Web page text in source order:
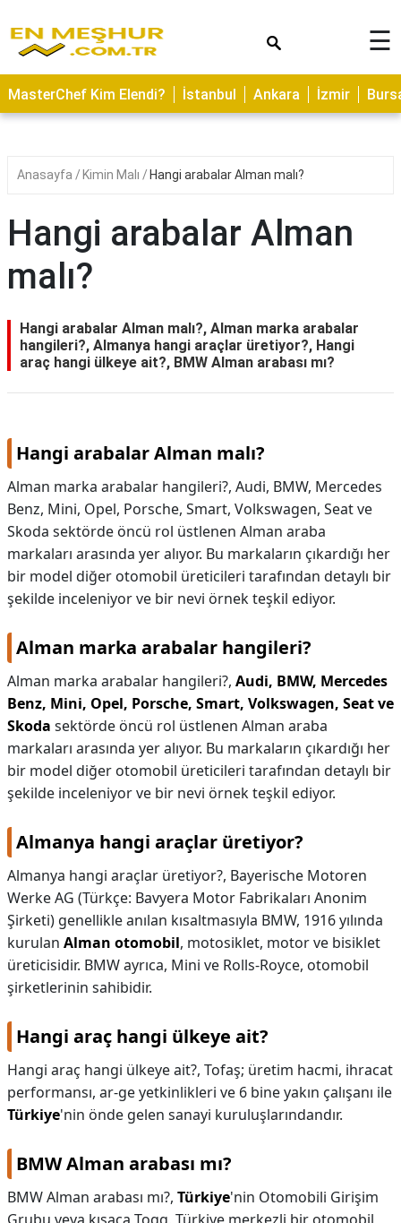
ASTROLOJİ
SAĞLIK
YERLER
BAKIMI
KAMP
ALANLARI
HAMİLELİK
İLETİŞİM
☰
MasterChef Kim Elendi? İstanbul Ankara İzmir
Anasayfa Kimin Malı Hangi arabalar Alman malı?
Hangi arabalar Alman
malı?
Hangi arabalar Alman malı?, Alman marka arabalar
hangileri?, Almanya hangi araçlar üretiyor?, Hangi
araç hangi ülkeye ait?, BMW Alman arabası mı?
Hangi arabalar Alman malı?
Alman marka arabalar hangileri?, Audi, BMW, Mercedes
Benz, Mini, Opel, Porsche, Smart, Volkswagen, Seat ve
Skoda sektörde öncü rol üstlenen Alman araba
markaları arasında yer alıyor. Bu markaların çıkardığı her
bir model diğer otomobil üreticileri tarafından detaylı bir
şekilde inceleniyor ve bir nevi örnek teşkil ediyor.
Alman marka arabalar hangileri?
Alman marka arabalar hangileri?, Audi, BMW, Mercedes
Benz, Mini, Opel, Porsche, Smart, Volkswagen, Seat ve
Skoda sektörde öncü rol üstlenen Alman araba
markaları arasında yer alıyor. Bu markaların çıkardığı her
bir model diğer otomobil üreticileri tarafından detaylı bir
şekilde inceleniyor ve bir nevi örnek teşkil ediyor.
Almanya hangi araçlar üretiyor?
Almanya hangi araçlar üretiyor?, Bayerische Motoren
Werke AG (Türkçe: Bavyera Motor Fabrikaları Anonim
Şirketi) genellikle anılan kısaltmasıyla BMW, 1916 yılında
kurulan Alman otomobil, motosiklet, motor ve bisiklet
üreticisidir. BMW ayrıca, Mini ve Rolls-Royce, otomobil
şirketlerinin sahibidir.
Hangi araç hangi ülkeye ait?
Hangi araç hangi ülkeye ait?, Tofaş; üretim hacmi, ihracat
performansı, ar-ge yetkinlikleri ve 6 bine yakın çalışanı ile
Türkiye'nin önde gelen sanayi kuruluşlarındandır.
BMW Alman arabası mı?
BMW Alman arabası mı?, Türkiye'nin Otomobili Girişim